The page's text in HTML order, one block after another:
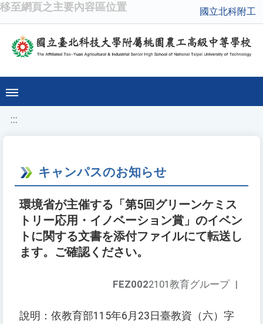
移至網頁之主要內容區位置 國立北科附工
:::
キャンパスのお知らせ
環境省が主催する「第5回グリーンケミス
トリー応用・イノベーション賞」のイベン
トに関する文書を添付ファイルにて転送し
ます。ご確認ください。
FEZ0022101教育グループ |
說明：依教育部115年6月23日臺教資（六）字